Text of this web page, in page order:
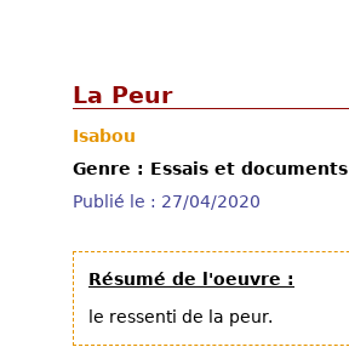
La Peur
Isabou
Genre : Essais et documents
Publié le : 27/04/2020
Résumé de l'oeuvre :
le ressenti de la peur.